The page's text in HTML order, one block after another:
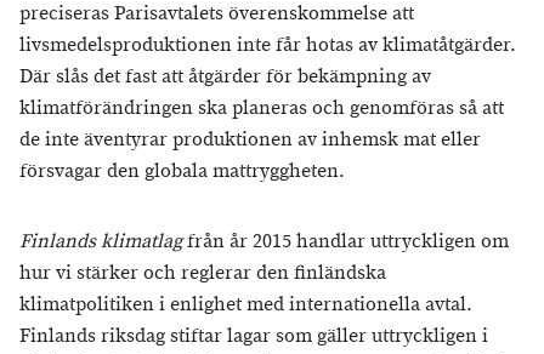
preciseras Parisavtalets överenskommelse att
livsmedelsproduktionen inte får hotas av klimatåtgärder.
Där slås det fast att åtgärder för bekämpning av
klimatförändringen ska planeras och genomföras så att
de inte äventyrar produktionen av inhemsk mat eller
försvagar den globala mattryggheten.
Finlands klimatlagfrån år 2015 handlar uttryckligen om
hur vi stärker och reglerar den finländska
klimatpolitiken i enlighet med internationella avtal.
Finlands riksdag stiftar lagar som gäller uttryckligen i